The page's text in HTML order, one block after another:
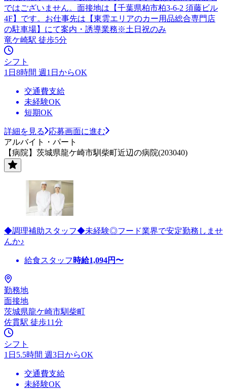
ではございません。面接地は【千葉県柏市柏3-6-2 須藤ビル
4F】です。お仕事先は【東雲エリアのカー用品総合専門店
の駐車場】にて案内・誘導業務※土日祝のみ
竜ケ崎駅 徒歩5分
シフト
1日8時間 週1日からOK
交通費支給
未経験OK
短期OK
詳細を見る
応募画面に進む
アルバイト・パート
【病院】茨城県龍ケ崎市馴柴町近辺の病院(203040)
◆調理補助スタッフ◆未経験◎フード業界で安定勤務しませ
んか♪
給食スタッフ 時給1,094円〜
勤務地
面接地
茨城県龍ケ崎市馴柴町
佐貫駅 徒歩11分
シフト
1日5.5時間 週3日からOK
交通費支給
未経験OK